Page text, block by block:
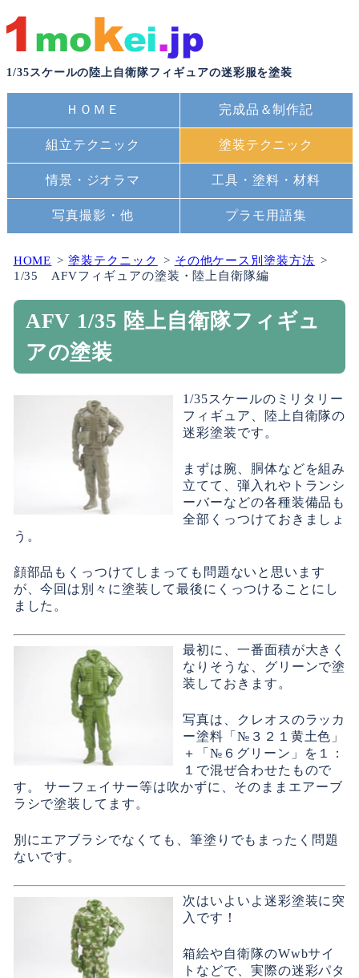
1/35スケールの陸上自衛隊フィギュアの迷彩服を塗装
ＨＯＭＥ 完成品＆制作記
組立テクニック 塗装テクニック
情景・ジオラマ 工具・塗料・材料
写真撮影・他 プラモ用語集
HOME 塗装テクニック
その他ケース別塗装方法
1/35 AFVフィギュアの塗装・陸上自衛隊編
AFV 1/35 陸上自衛隊フィギュ
アの塗装
1/35スケールのミリタリー
フィギュア、陸上自衛隊の
迷彩塗装です。
まずは腕、胴体などを組み
立てて、弾入れやトランシ
ーバーなどの各種装備品も
全部くっつけておきましょ
う。
顔部品もくっつけてしまっても問題ないと思います
が、今回は別々に塗装して最後にくっつけることにし
ました。
最初に、一番面積が大きく
なりそうな、グリーンで塗
装しておきます。
写真は、クレオスのラッカ
ー塗料「№３２１黄土色」
＋「№６グリーン」を１：
１で混ぜ合わせたもので
す。 サーフェイサー等は吹かずに、そのままエアーブ
ラシで塗装してます。
別にエアブラシでなくても、筆塗りでもまったく問題
ないです。
次はいよいよ迷彩塗装に突
入です！
箱絵や自衛隊のWwbサイ
トなどで、実際の迷彩パタ